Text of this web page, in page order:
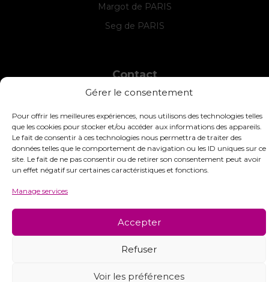
Gérer le consentement
Pour offrir les meilleures expériences, nous utilisons des technologies telles
que les cookies pour stocker et/ou accéder aux informations des appareils.
Le fait de consentir à ces technologies nous permettra de traiter des
données telles que le comportement de navigation ou les ID uniques sur ce
site. Le fait de ne pas consentir ou de retirer son consentement peut avoir
un effet négatif sur certaines caractéristiques et fonctions.
Manage services
Accepter
Refuser
Voir les préférences
Margot de PARIS
Seg de PARIS
Contact
INTERSTISS
42360 Panissières
France
+33 (0)4 74 01 99 80
commandes@interstiss.com